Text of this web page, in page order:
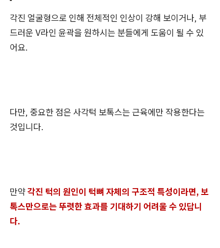
각진 얼굴형으로 인해 전체적인 인상이 강해 보이거나, 부
드러운 V라인 윤곽을 원하시는 분들에게 도움이 될 수 있
어요.
다만, 중요한 점은 사각턱 보톡스는 근육에만 작용한다는
것입니다.
만약각진 턱의 원인이 턱뼈 자체의 구조적 특성이라면, 보
톡스만으로는 뚜렷한 효과를 기대하기 어려울 수 있답니
다.